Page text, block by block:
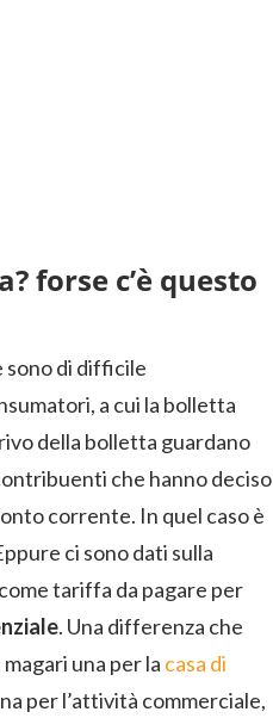
forse c’è questo
sono di difficile
a cui la bolletta
della bolletta guardano
che hanno deciso
corrente. In quel caso è
ci sono dati sulla
tariffa da pagare per
. Una differenza che
una per la casa di
per l’attività commerciale,